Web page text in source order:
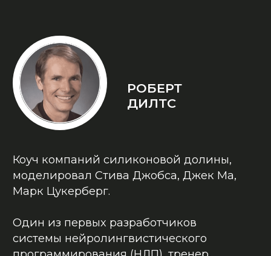
ВЫШЕЛ НА ДОХОД
300.000 РУБЛЕЙ
Владислав Семенов
ОКУПИЛА ОБУЧЕНИЕ
ЗА 2 НЕДЕЛИ!